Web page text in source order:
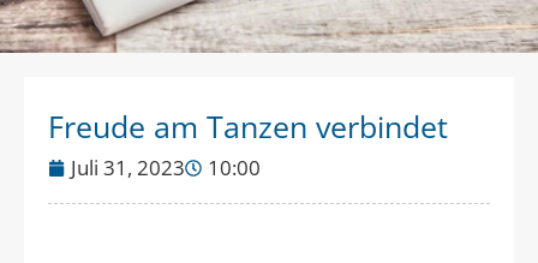
Freude am Tanzen verbindet
Juli 31, 2023 10:00